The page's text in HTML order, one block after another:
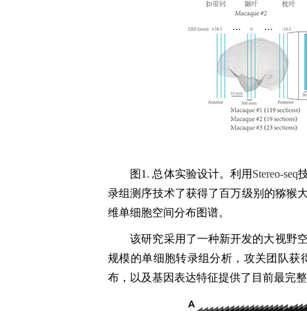
图1 . 总体实验设计。利用 Stereo-seq
录组测序技术了获得了百万级别的猕猴
维单细胞空间分布图谱。
该研究采用了一种新开发的大视野
规模的单细胞转录组分析， 攻关团队获
布 ，以及基因表达特征提供了目前最完